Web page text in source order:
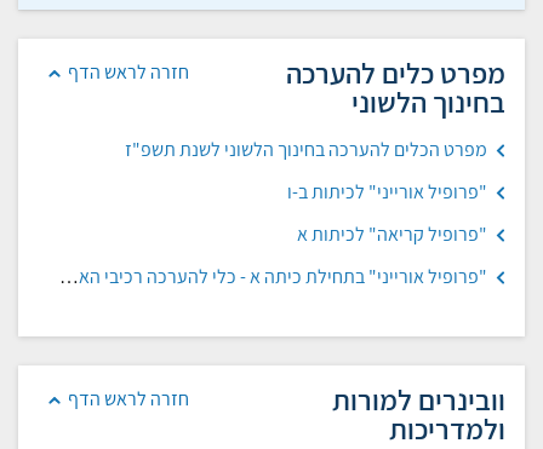
חזרה לראש הדף מפרט כלים להערכה
בחינוך הלשוני
מפרט הכלים להערכה בחינוך הלשוני לשנת תשפ"ז
"פרופיל אורייני" לכיתות ב-ו
"פרופיל קריאה" לכיתות א
"פרופיל אורייני" בתחילת כיתה א - כלי להערכה רכיבי האוריינות המוקדמת
חזרה לראש הדף וובינרים למורות
ולמדריכות